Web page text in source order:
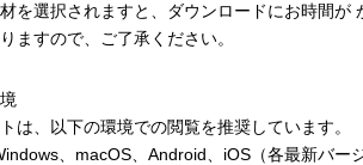
を選択されますと、ダウンロードにお時間が
ますので、ご了承ください。
は、以下の環境での閲覧を推奨しています。
、macOS、Android、iOS（各最新バー